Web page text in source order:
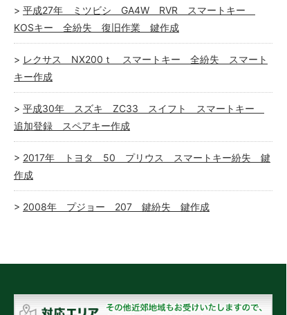
平成27年 ミツビシ GA4W RVR スマートキー
KOSキー 全紛失 復旧作業 鍵作成
レクサス NX200ｔ スマートキー 全紛失 スマート
キー作成
平成30年 スズキ ZC33 スイフト スマートキー
追加登録 スペアキー作成
2017年 トヨタ 50 プリウス スマートキー紛失 鍵
作成
2008年 プジョー 207 鍵紛失 鍵作成